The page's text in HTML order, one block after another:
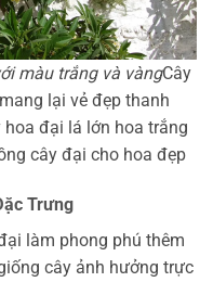
màu trắng và vàngCây
lại vẻ đẹp thanh
đại lá lớn hoa trắng
cây đại cho hoa đẹp
Trưng
làm phong phú thêm
cây ảnh hưởng trực